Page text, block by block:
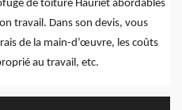
de toiture Hauriet abordables
travail. Dans son devis, vous
de la main-d’œuvre, les coûts
au travail, etc.